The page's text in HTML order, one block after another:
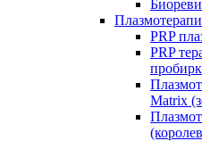
PRP
PRP
Matrix